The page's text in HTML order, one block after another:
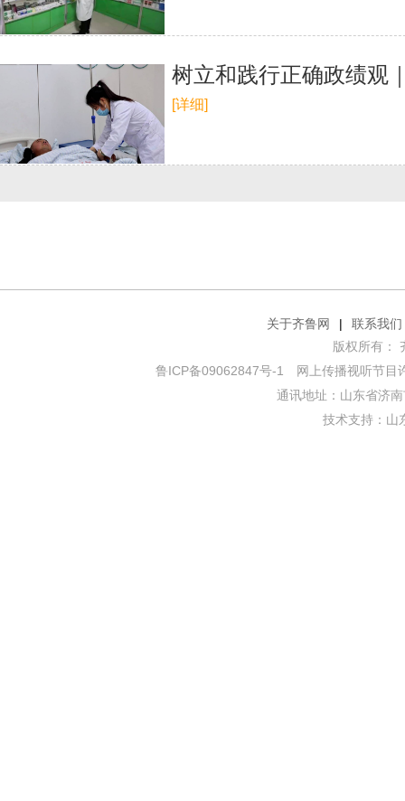
树立和践行正确政绩观
[详细]
关于齐鲁网 |
联系我们
版权所有：
鲁ICP备09062847号-1
网上传播视听节目
通讯地址：山东省济
技术支持： 山